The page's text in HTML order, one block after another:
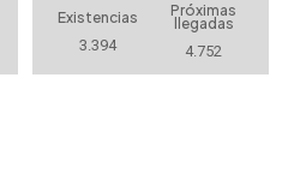
Existencias
3.394
Próximas
llegadas
4.752